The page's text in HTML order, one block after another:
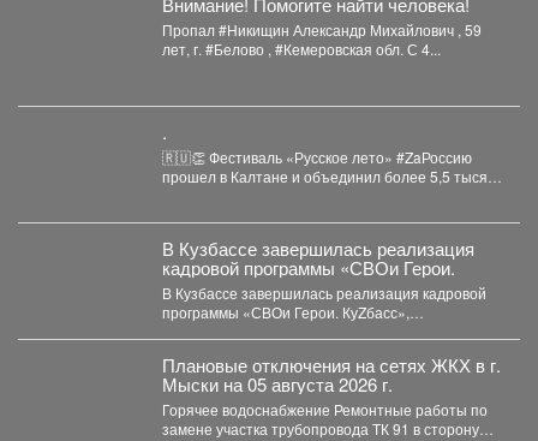
Пропал #Никищин Александр Михайлович , 59
лет, г. #Белово , #Кемеровская обл. С 4...
.
🇷🇺👏 Фестиваль «Русское лето» #ZaРоссию
прошел в Калтане и объединил более 5,5 тысяч
В Кузбассе завершилась реализация
кадровой программы «СВОи Герои.
В Кузбассе завершилась реализация кадровой
программы «СВОи Герои. КуZбасс»,
Плановые отключения на сетях ЖКХ в г.
Мыски на 05 августа 2026 г.
Горячее водоснабжение Ремонтные работы по
замене участка трубопровода ТК 91 в сторону